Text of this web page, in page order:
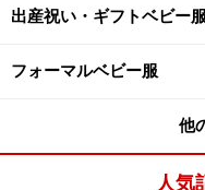
出産祝い・ギフトベビー服
フォーマルベビー服
他
人気